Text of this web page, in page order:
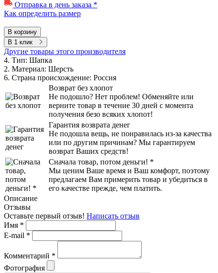
Отправка в день заказа *
Как определить размер
В корзину
В 1 клик
Другие товары этого производителя
4. Тип: Шапка
2. Материал: Шерсть
6. Страна происхождение: Россия
Возврат без хлопот
Не подошло? Нет проблем! Обменяйте или
верните товар в течение 30 дней с момента
получения безо всяких хлопот!
Гарантия возврата денег
Не подошла вещь, не понравилась из-за качества
или по другим причинам? Мы гарантируем
возврат Ваших средств!
Сначала товар, потом деньги! *
Мы ценим Ваше время и Ваш комфорт, поэтому
предлагаем Вам примерить товар и убедиться в
его качестве прежде, чем платить.
Описание
Отзывы
Оставьте первый отзыв! Написать отзыв
Имя *
E-mail *
Комментарий *
Фотография